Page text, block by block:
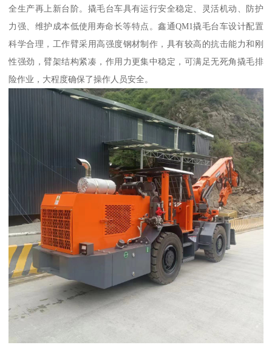
全生产再上新台阶。撬毛台车具有运行安全稳定、灵活机动、防护
力强、维护成本低使用寿命长等特点。鑫通QM1撬毛台车设计配置
科学合理，工作臂采用高强度钢材制作，具有较高的抗击能力和刚
性强劲，臂架结构紧凑，作用力更集中稳定，可满足无死角撬毛排
险作业，大程度确保了操作人员安全。